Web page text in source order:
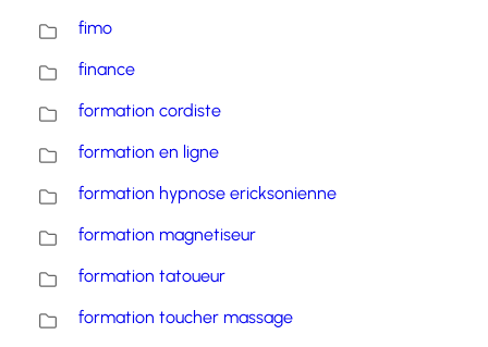
fimo
finance
formation cordiste
formation en ligne
formation hypnose ericksonienne
formation magnetiseur
formation tatoueur
formation toucher massage